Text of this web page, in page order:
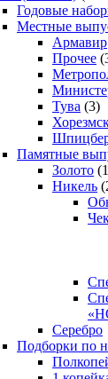
Годовые
Местные
Армавир
Прочее
Тува (3)
Памятные
Золото
Никель
Серебро
Подборки по